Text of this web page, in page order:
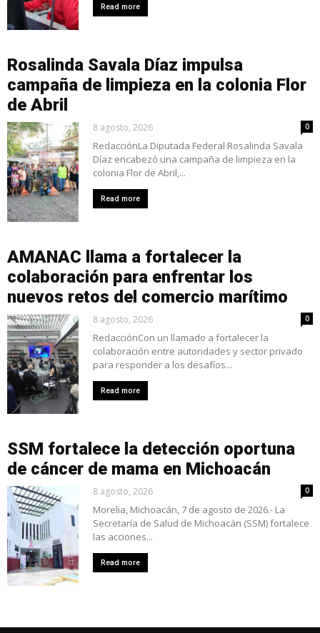
Read more
Rosalinda Savala Díaz impulsa
campaña de limpieza en la colonia Flor
de Abril
8 agosto, 2026 0
RedacciónLa Diputada Federal Rosalinda Savala
Díaz encabezó una campaña de limpieza en la
colonia Flor de Abril,...
Read more
AMANAC llama a fortalecer la
colaboración para enfrentar los
nuevos retos del comercio marítimo
8 agosto, 2026 0
RedacciónCon un llamado a fortalecer la
colaboración entre autoridades y sector privado
para responder a los desafíos...
Read more
SSM fortalece la detección oportuna
de cáncer de mama en Michoacán
8 agosto, 2026 0
Morelia, Michoacán, 7 de agosto de 2026.- La
Secretaría de Salud de Michoacán (SSM) fortalece
las acciones...
Read more